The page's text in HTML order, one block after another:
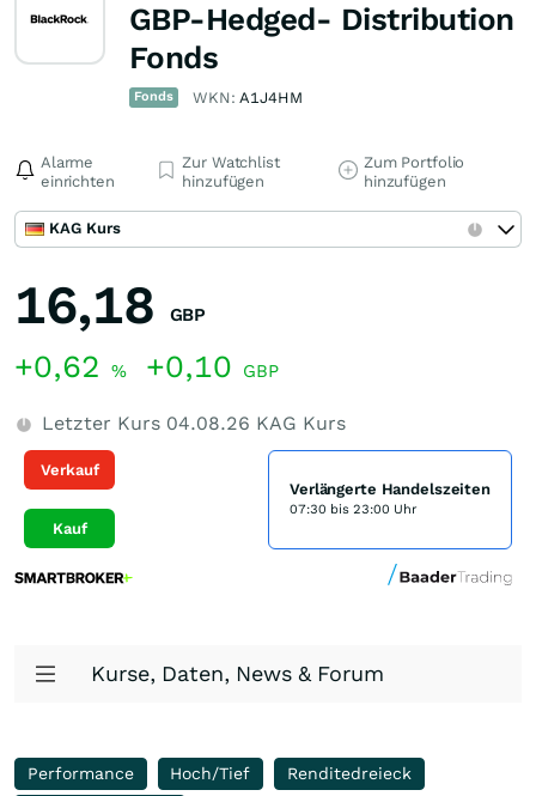
GBP-Hedged- Distribution
Fonds
Fonds WKN:A1J4HM
Alarme
einrichten
Zur Watchlist
hinzufügen
Zum Portfolio
hinzufügen
KAG Kurs
16,18 GBP
+0,62 % +0,10 GBP
Letzter Kurs 04.08.26 KAG Kurs
Verkauf
Kauf
Verlängerte Handelszeiten
07:30 bis 23:00 Uhr
Kurse, Daten, News & Forum
Performance Hoch/Tief
Renditedreieck